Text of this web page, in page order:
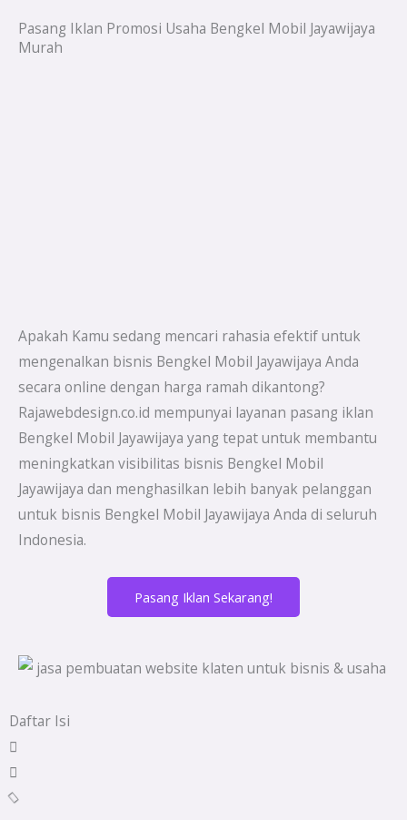
Pasang Iklan Promosi Usaha Bengkel Mobil Jayawijaya
Murah
Apakah Kamu sedang mencari rahasia efektif untuk
mengenalkan bisnis Bengkel Mobil Jayawijaya Anda
secara online dengan harga ramah dikantong?
Rajawebdesign.co.id mempunyai layanan pasang iklan
Bengkel Mobil Jayawijaya yang tepat untuk membantu
meningkatkan visibilitas bisnis Bengkel Mobil
Jayawijaya dan menghasilkan lebih banyak pelanggan
untuk bisnis Bengkel Mobil Jayawijaya Anda di seluruh
Indonesia.
Pasang Iklan Sekarang!
Daftar Isi